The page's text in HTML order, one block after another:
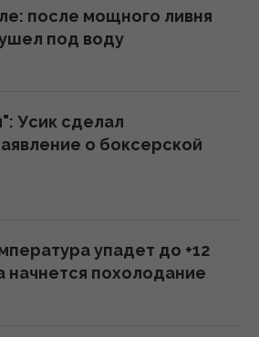
стратегию Сербии
2026
подробности
2026
работу над
2026
генерала,
после мощного ливня
под воду
Усик сделал
о боксерской
упадет до +12
начнется похолодание